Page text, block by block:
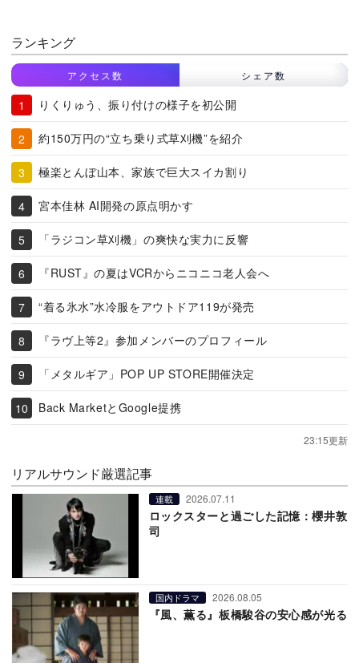
ランキング
アクセス数 シェア数
りくりゅう、振り付けの様子を初公開
約150万円の“立ち乗り式草刈機”を紹介
極楽とんぼ山本、家族で巨大スイカ割り
宮本佳林 AI開発の原点明かす
「ラジコン草刈機」の爽快な実力に反響
『RUST』の夏はVCRからニコニコ老人会へ
“着る氷水”水冷服をアウトドア119が発売
『ラヴ上等2』参加メンバーのプロフィール
「メタルギア」POP UP STORE開催決定
Back MarketとGoogle提携
23:15更新
リアルサウンド厳選記事
連載 2026.07.11
ロックスターと過ごした記憶：櫻井敦
司
国内ドラマ 2026.08.05
『風、薫る』板橋駿谷の安心感が光る